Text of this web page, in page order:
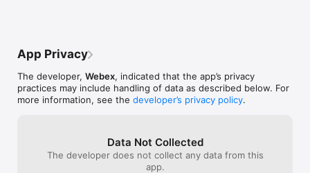
- týždenný kalendár
- meniny
- cestovné poriadky
- predpoveď počasia
- pamiatky a zaujímavé miesta.
archív obecného rozhlasu. Buďte bližšie k obyvateľom a
informujte ich o všetkom, čo sa deje vo Vašom meste, obci či
App Privacy
The developer, Webex, indicated that the app’s privacy
practices may include handling of data as described below. For
more information, see the developer’s privacy policy.
Data Not Collected
The developer does not collect any data from this
app.